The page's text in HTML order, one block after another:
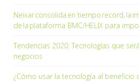
Neixar consolida en tiempo record, la
de la plataforma BMC/HELIX para
Tendencias 2020: Tecnologías que
negocios
¿Cómo usar la tecnología al beneficio